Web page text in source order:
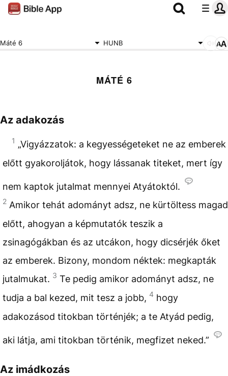
Máté 6 HUNB
MÁTÉ 6
Az adakozás
1 „Vigyázzatok: a kegyességeteket ne az emberek
előtt gyakoroljátok, hogy lássanak titeket, mert így
nem kaptok jutalmat mennyei Atyátoktól.
2 Amikor tehát adományt adsz, ne kürtöltess magad
előtt, ahogyan a képmutatók teszik a
zsinagógákban és az utcákon, hogy dicsérjék őket
az emberek. Bizony, mondom néktek: megkapták
jutalmukat. 3 Te pedig amikor adományt adsz, ne
tudja a bal kezed, mit tesz a jobb, 4 hogy
adakozásod titokban történjék; a te Atyád pedig,
aki látja, ami titokban történik, megfizet neked.”
Az imádkozás